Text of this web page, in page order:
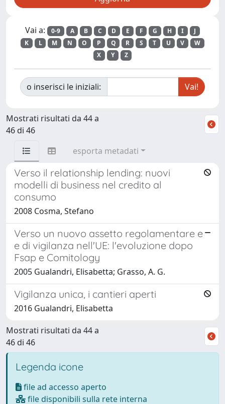
Vai a: 0-9 A B C D E F G H I
J
K
L M N O P Q R S T U V
W
X
Y Z
o inserisci le iniziali:
Mostrati risultati da 44 a
46 di 46
esporta metadati
Verso il relationship lending: nuovi
modelli di business nel credito al
consumo
2008 Cosma, Stefano
Verso un nuovo assetto regolamentare e
e di vigilanza nell'UE: l'evoluzione dopo
Fsap e Comitology
2005 Gualandri, Elisabetta; Grasso, A. G.
Vigilanza unica, i cantieri aperti
2016 Gualandri, Elisabetta
Mostrati risultati da 44 a
46 di 46
Legenda icone
file ad accesso aperto
file disponibili sulla rete interna